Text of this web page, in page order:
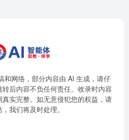
和网络，部分内容由 AI 生成，请仔
后内容不负任何责任。收录时内容
实完整。如无意侵犯您的权益，请
我们将及时处理。